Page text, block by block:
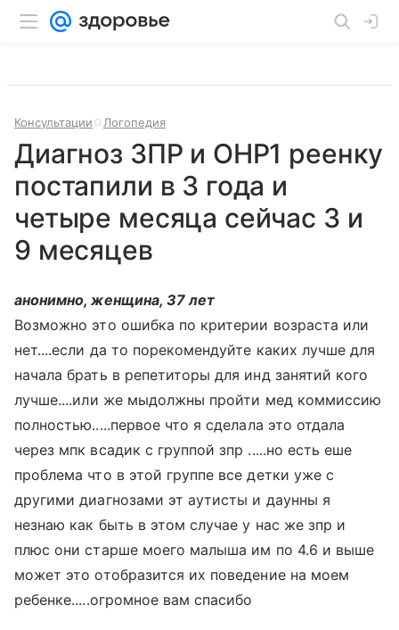
Консультации Логопедия
Диагноз ЗПР и ОНР1 реенку
постапили в 3 года и
четыре месяца сейчас 3 и
9 месяцев
анонимно, женщина, 37 лет
Возможно это ошибка по критерии возраста или
нет....если да то порекомендуйте каких лучше для
начала брать в репетиторы для инд занятий кого
лучше....или же мыдолжны пройти мед коммиссию
полностью.....первое что я сделала это отдала
через мпк всадик с группой зпр .....но есть еше
проблема что в этой группе все детки уже с
другими диагнозами эт аутисты и даунны я
незнаю как быть в этом случае у нас же зпр и
плюс они старше моего малыша им по 4.6 и выше
может это отобразится их поведение на моем
ребенке.....огромное вам спасибо